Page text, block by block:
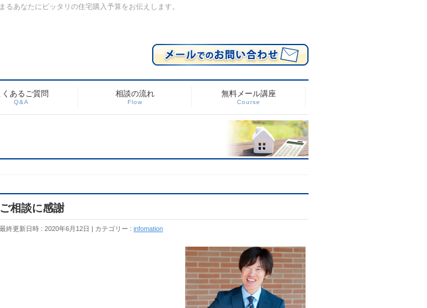
あなたにピッタリの住宅購入予算をお伝えします。
くあるご質問
Q&A
相談の流れ
Flow
無料メール講座
Course
相談に感謝
最終更新日時 : 2020年6月12日 カテゴリー : infomation